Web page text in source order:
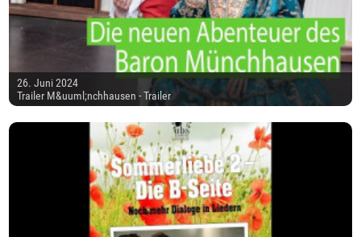
26. Juni 2024
Trailer M&uuml;nchhausen - Trailer